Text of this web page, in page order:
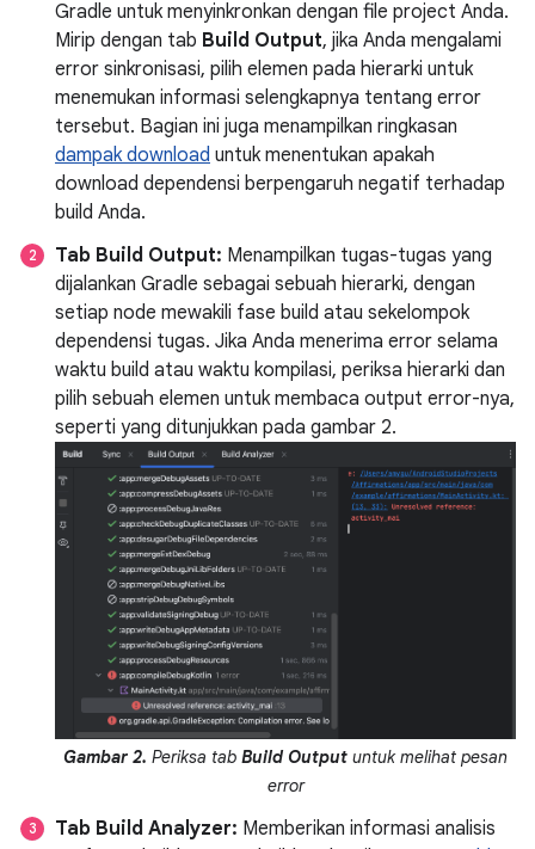
Gradle untuk menyinkronkan dengan file project Anda.
Mirip dengan tab Build Output, jika Anda mengalami
error sinkronisasi, pilih elemen pada hierarki untuk
menemukan informasi selengkapnya tentang error
tersebut. Bagian ini juga menampilkan ringkasan
dampak download untuk menentukan apakah
download dependensi berpengaruh negatif terhadap
build Anda.
Tab Build Output: Menampilkan tugas-tugas yang
dijalankan Gradle sebagai sebuah hierarki, dengan
setiap node mewakili fase build atau sekelompok
dependensi tugas. Jika Anda menerima error selama
waktu build atau waktu kompilasi, periksa hierarki dan
pilih sebuah elemen untuk membaca output error-nya,
seperti yang ditunjukkan pada gambar 2.
Gambar 2. Periksa tab Build Output untuk melihat pesan
error
Tab Build Analyzer: Memberikan informasi analisis